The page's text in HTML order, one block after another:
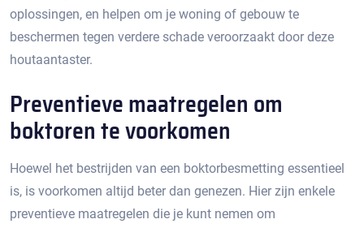
oplossingen, en helpen om je woning of gebouw te
beschermen tegen verdere schade veroorzaakt door deze
houtaantaster.​
Preventieve maatregelen om
boktoren te voorkomen
Hoewel het bestrijden van een boktorbesmetting essentieel
is, is voorkomen altijd beter dan genezen.​ Hier zijn enkele
preventieve maatregelen die je kunt nemen om